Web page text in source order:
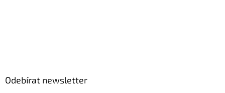
Odebírat newsletter